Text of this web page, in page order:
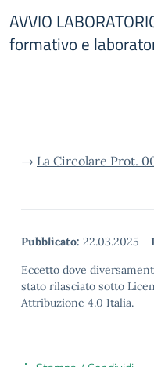
AVVIO
formativo e
→ La Circolare Prot.
Pubblicato: 22.03.2025 -
Eccetto dove
stato rilasciato sotto
Attribuzione 4.0 Italia.